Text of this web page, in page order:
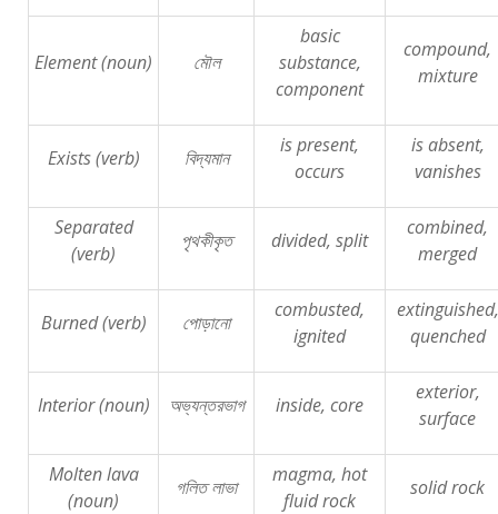
Element (noun) মৌল
basic
substance,
component
compound,
mixture
Exists (verb) বিদ্যমান
is present,
occurs
is absent,
vanishes
Separated
(verb)
পৃথকীকৃত divided, split
combined,
merged
Burned (verb) পোড়ানো
combusted,
ignited
extinguished,
quenched
Interior (noun) অভ্যন্তরভাগ inside, core
exterior,
surface
Molten lava
(noun)
গলিত লাভা
magma, hot
fluid rock
solid rock